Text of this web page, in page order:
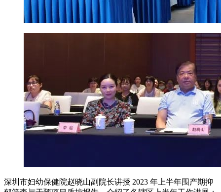
深圳市妇幼保健院赵晓山副院长讲授 2023 年上半年围产期抑